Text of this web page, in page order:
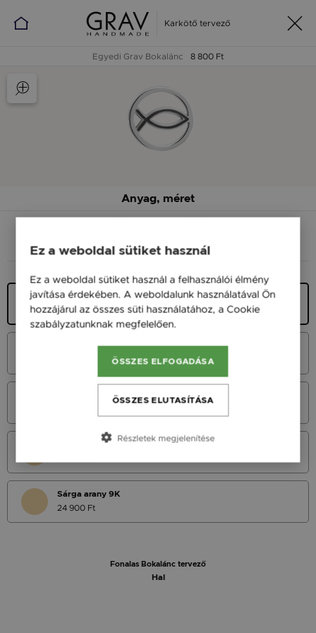
Karkötő tervező
Egyedi Grav Bokalánc 8 800 Ft
Anyag, méret
ANYAG (SZÍN) MÉRET
Ezüst 925
5 900 Ft
Fehér Arany 14K
Vörös Arany 14K
Sárga Arany 14K
Sárga arany 9K
24 900 Ft
Fonalas Bokalánc tervező
Hal
Ez a weboldal sütiket használ
Ez a weboldal sütiket használ a felhasználói élmény
javítása érdekében. A weboldalunk használatával Ön
hozzájárul az összes süti használatához, a Cookie
szabályzatunknak megfelelően.
ÖSSZES ELFOGADÁSA
ÖSSZES ELUTASÍTÁSA
Részletek megjelenítése